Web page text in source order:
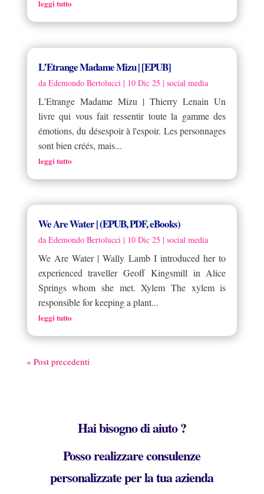
leggi tutto
L’Etrange Madame Mizu | [EPUB]
da Edemondo Bertolucci | 10 Dic 25 | social media
L'Etrange Madame Mizu | Thierry Lenain Un
livre qui vous fait ressentir toute la gamme des
émotions, du désespoir à l'espoir. Les personnages
sont bien créés, mais...
leggi tutto
We Are Water | (EPUB, PDF, eBooks)
da Edemondo Bertolucci| 10 Dic 25 | social media
We Are Water | Wally Lamb I introduced her to
experienced traveller Geoff Kingsmill in Alice
Springs whom she met. Xylem The xylem is
responsible for keeping a plant...
leggi tutto
« Post precedenti
Hai bisogno di aiuto ?
Posso realizzare consulenze
personalizzate per la tua azienda